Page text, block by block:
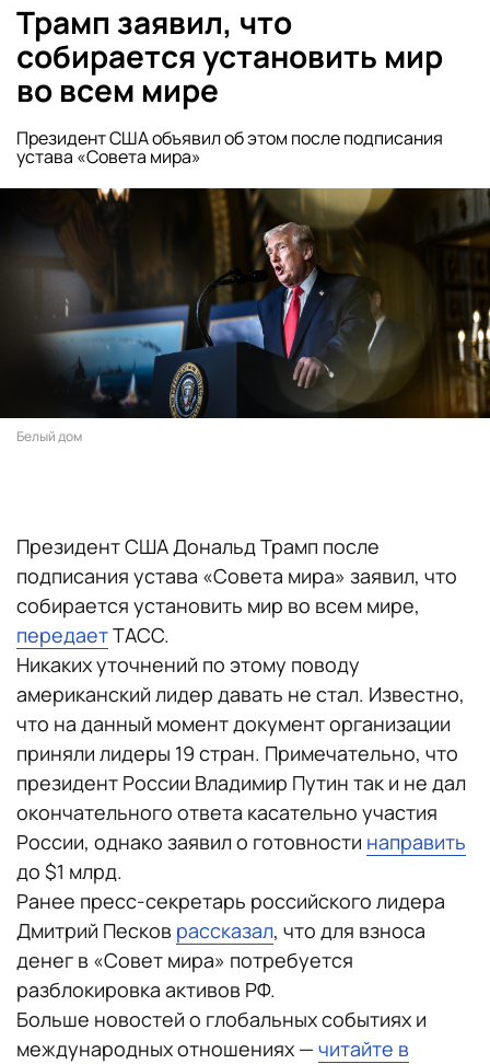
Трамп заявил, что
собирается установить мир
во всем мире
Президент США объявил об этом после подписания
устава «Совета мира»
Белый дом
Президент США Дональд Трамп после
подписания устава «Совета мира» заявил, что
собирается установить мир во всем мире,
передаетТАСС.
Никаких уточнений по этому поводу
американский лидер давать не стал. Известно,
что на данный момент документ организации
приняли лидеры 19 стран. Примечательно, что
президент России Владимир Путин так и не дал
окончательного ответа касательно участия
России, однако заявил о готовности направить
до $1 млрд.
Ранее пресс-секретарь российского лидера
Дмитрий Песков рассказал, что для взноса
денег в «Совет мира» потребуется
разблокировка активов РФ.
Больше новостей о глобальных событиях и
международных отношениях — читайте в